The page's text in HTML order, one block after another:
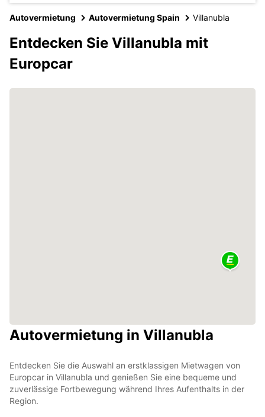
Autovermietung Autovermietung Spain Villanubla
Entdecken Sie Villanubla mit
Europcar
Autovermietung in Villanubla
Entdecken Sie die Auswahl an erstklassigen Mietwagen von
Europcar in Villanubla und genießen Sie eine bequeme und
zuverlässige Fortbewegung während Ihres Aufenthalts in der
Region.